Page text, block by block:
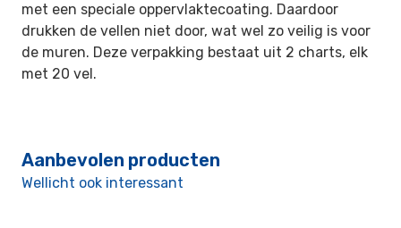
met een speciale oppervlaktecoating. Daardoor
drukken de vellen niet door, wat wel zo veilig is voor
de muren. Deze verpakking bestaat uit 2 charts, elk
met 20 vel.
Aanbevolen producten
Wellicht ook interessant